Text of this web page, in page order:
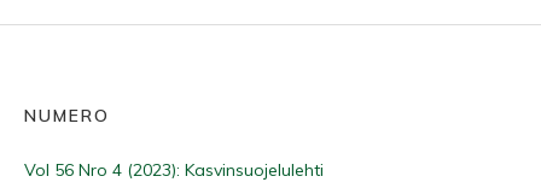
NUMERO
Vol 56 Nro 4 (2023): Kasvinsuojelulehti